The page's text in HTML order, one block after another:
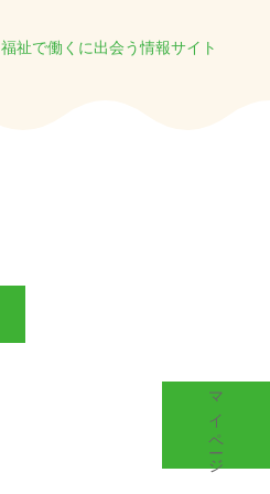
福祉で働くに出会う情報サイト
マイページ